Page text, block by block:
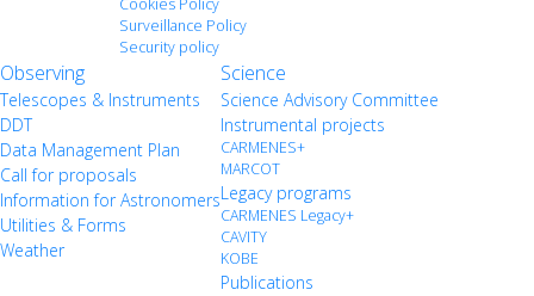
Surveillance Policy
Security policy
Observing
Telescopes & Instruments
DDT
Data Management Plan
Call for proposals
Information for Astronomers
Utilities & Forms
Weather
Science
Science Advisory Committee
Instrumental projects
CARMENES+
MARCOT
Legacy programs
CARMENES Legacy+
CAVITY
KOBE
Publications